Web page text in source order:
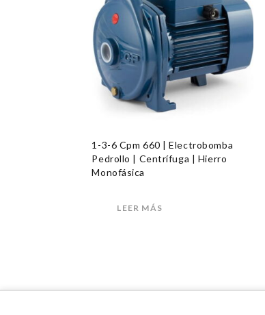
1-3-6 Cpm 660 | Electrobomba
Pedrollo | Centrífuga | Hierro
Monofásica
LEER MÁS